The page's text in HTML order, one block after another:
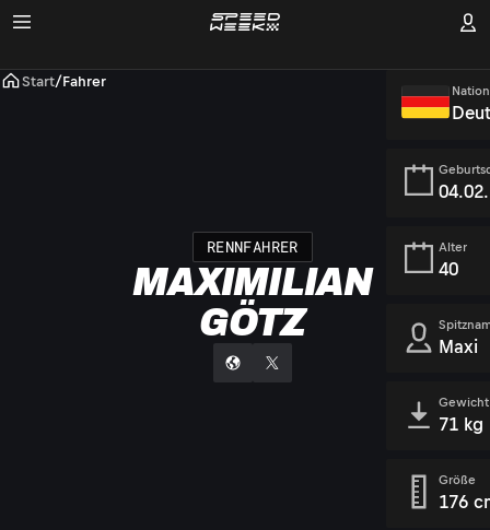
Start/Fahrer
RENNFAHRER
MAXIMILIAN
GÖTZ
Alter
40
Maxi
Gewicht
71 kg
Größe
176